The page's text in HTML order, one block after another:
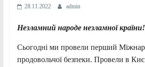
28.11.2022 admin
Незламний народе незламної країни!
Сьогодні ми провели перший
продовольчої безпеки. Провели в